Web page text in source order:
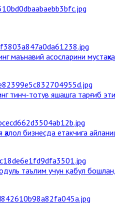
маънавий асосларини
тинч-тотув яшашга тарғиб
бизнесда етакчига
таълим учун қабул